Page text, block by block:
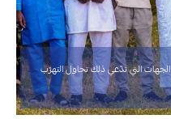
التي تدّعي ذلك تحاول التهرّب